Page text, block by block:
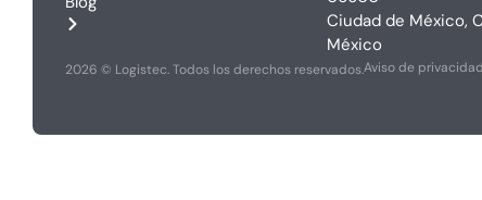
Ciudad de México,
México
2026 © Logistec. Todos los derechos reservados.Aviso de privacidad